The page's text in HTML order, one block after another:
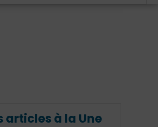
articles à la Une